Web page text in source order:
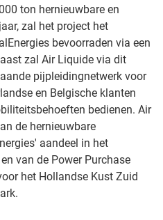
ton hernieuwbare en
zal het project het
bevoorraden via een
zal Air Liquide via dit
pijpleidingnetwerk voor
en Belgische klanten
bedienen. Air
de hernieuwbare
aandeel in het
van de Power Purchase
het Hollandse Kust Zuid